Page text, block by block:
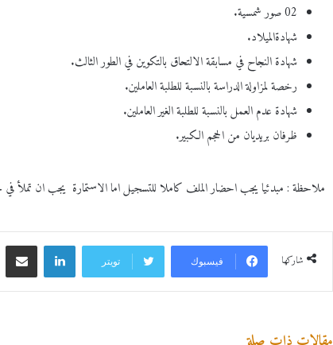
02 صور شمسية.
شهادةالميلاد.
شهادة النجاح في مسابقة الالتحاق بالتكوين في الطور الثالث.
رخصة لمزاولة الدراسة بالنسبة للطلبة العاملين.
شهادة عدم العمل بالنسبة للطلبة الغير العاملين.
ظرفان بريديان من الحجم الكبير.
ملاحظة : مبدئيا يجب احضار الملف كاملا للتسجيل اما الاستمارة يجب ان تملأ في
شاركها فيسبوك تويتر